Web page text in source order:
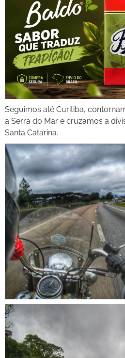
Seguimos até Curitiba,
a Serra do Mar e cruzamos a
Santa Catarina.